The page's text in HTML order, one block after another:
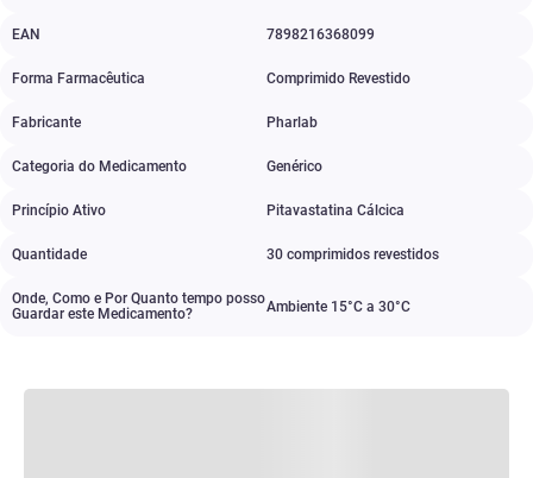
EAN 7898216368099
Forma Farmacêutica Comprimido Revestido
Fabricante Pharlab
Categoria do Medicamento Genérico
Princípio Ativo Pitavastatina Cálcica
Quantidade 30 comprimidos revestidos
Onde, Como e Por Quanto tempo posso
Guardar este Medicamento?
Ambiente 15°C a 30°C